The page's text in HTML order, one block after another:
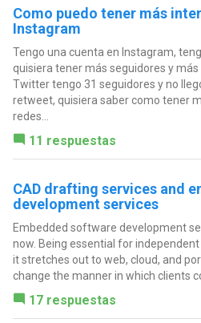
Como puedo tener más
Instagram
Tengo una cuenta en Instagram,
quisiera tener más seguidores y
Twitter tengo 31 seguidores y no
retweet, quisiera saber como tener
redes...
11 respuestas
CAD drafting services and
development services
Embedded software development
now. Being essential for
it stretches out to web, cloud, and
change the manner in which clients
17 respuestas